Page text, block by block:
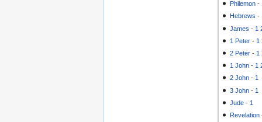
Philemon -
Hebrews -
James - 1
1 Peter - 1
2 Peter - 1
1 John - 1
2 John -1
3 John - 1
Jude - 1
Revelation